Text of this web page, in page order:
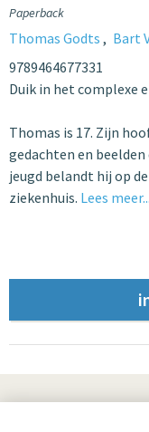
Paperback
Thomas Godts
Bart
9789464677331
Duik in het complexe
Thomas is 17. Zijn
gedachten en
jeugd belandt hij op
ziekenhuis. Lees meer...